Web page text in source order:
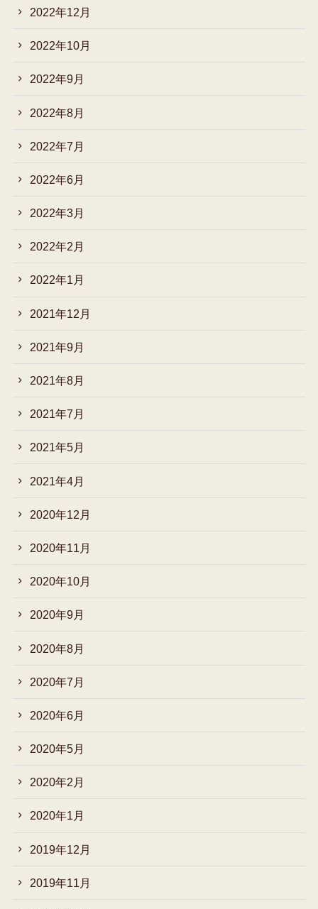
2022年12月
2022年10月
2022年9月
2022年8月
2022年7月
2022年6月
2022年3月
2022年2月
2022年1月
2021年12月
2021年9月
2021年8月
2021年7月
2021年5月
2021年4月
2020年12月
2020年11月
2020年10月
2020年9月
2020年8月
2020年7月
2020年6月
2020年5月
2020年2月
2020年1月
2019年12月
2019年11月